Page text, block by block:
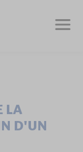
LA
D'UN